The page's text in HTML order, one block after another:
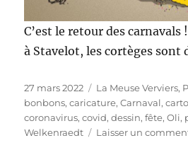
C’est le retour des carnavals
à Stavelot, les cortèges sont
Publié
le
27 mars 2022 Catégories
La Meuse Verviers,
bonbons,caricature,Carnaval,
coronavirus,covid,dessin,fête,Oli,
Welkenraedt
Laisser un